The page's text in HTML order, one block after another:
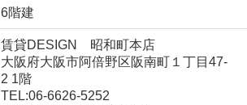
6階建
賃貸DESIGN 昭和町本店
大阪府大阪市阿倍野区阪南町１丁目47-
2 1階
TEL:06-6626-5252